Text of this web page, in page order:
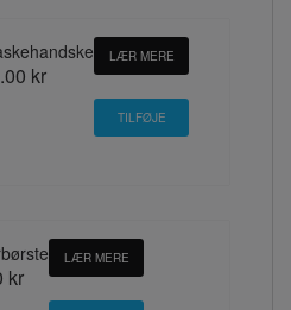
kr
LÆR MERE
kr
LÆR MERE